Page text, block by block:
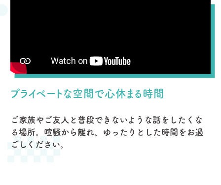
プライベートな空間で心休まる時間
ご家族やご友人と普段できないような話をしたくな
る場所。喧騒から離れ、ゆったりとした時間をお過
ごしください。